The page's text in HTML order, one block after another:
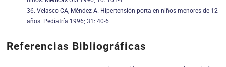
36. Velasco CA, Méndez A. Hipertensión porta en niños menores de 12
años. Pediatría 1996; 31: 40-6
Referencias Bibliográficas